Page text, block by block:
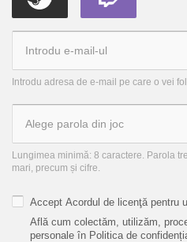
Introdu adresa de e-mail pe care o vei
Lungimea minimă: 8 caractere. Parola
mari, precum și cifre.
Accept Acordul de licenţă pentru
Află cum colectăm, utilizăm,
personale în Politica de